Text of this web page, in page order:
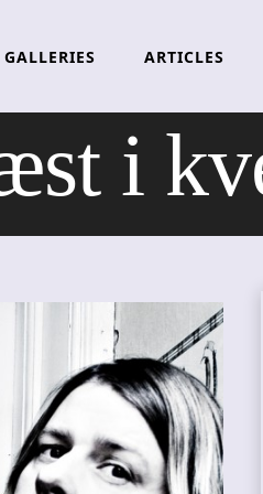
GALLERIES ARTICLES
i